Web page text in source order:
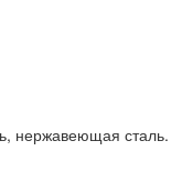
нержавеющая сталь.